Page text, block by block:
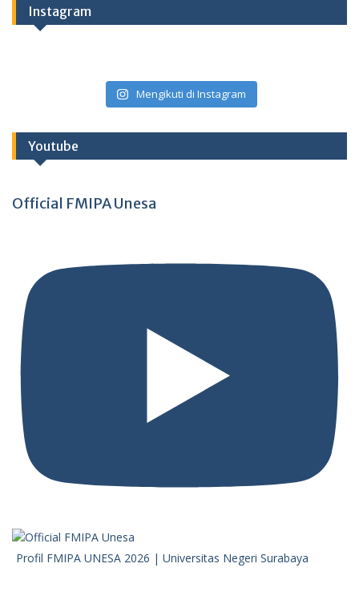
Instagram
Mengikuti di Instagram
Youtube
Official FMIPA Unesa
Profil FMIPA UNESA 2026 | Universitas Negeri Surabaya